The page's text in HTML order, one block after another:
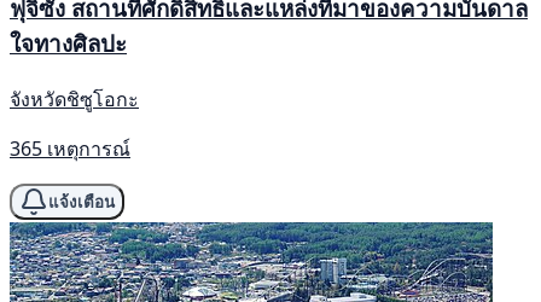
ฟุจิซัง สถานที่ศักดิ์สิทธิ์และแหล่งที่มาของความบันดาล
ใจทางศิลปะ
จังหวัดชิซูโอกะ
365 เหตุการณ์
แจ้งเตือน